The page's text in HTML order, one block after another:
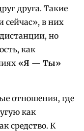
друга. Такие
сейчас», в них
но
как
«Я — Ты»
отношения, где
как
средство. К